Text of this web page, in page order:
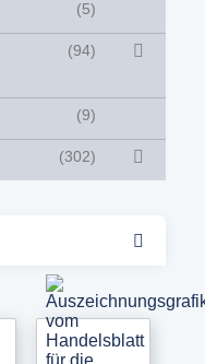
(5)
(94)
(9)
(302)